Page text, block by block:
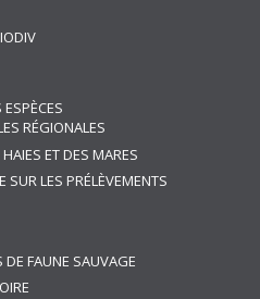
RÉGIONALES
ET DES MARES
SUR LES PRÉLÈVEMENTS
DE FAUNE SAUVAGE